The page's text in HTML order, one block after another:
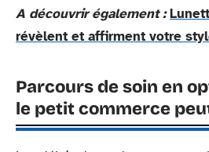
A découvrir également :
révèlent et affirment votre
Parcours de soin en
le petit commerce